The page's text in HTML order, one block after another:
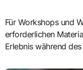
Für Workshops und
erforderlichen
Erlebnis während